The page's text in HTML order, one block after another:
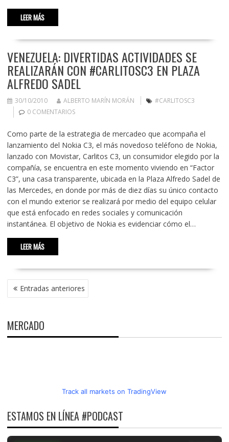
LEER MÁS
VENEZUELA: DIVERTIDAS ACTIVIDADES SE
REALIZARÁN CON #CARLITOSC3 EN PLAZA
ALFREDO SADEL
30/10/2010 ALBERTO MARÍN MORÁN
#CARLITOSC3
0 COMENTARIOS
Como parte de la estrategia de mercadeo que acompaña el
lanzamiento del Nokia C3, el más novedoso teléfono de Nokia,
lanzado con Movistar, Carlitos C3, un consumidor elegido por la
compañía, se encuentra en este momento viviendo en “Factor
C3”, una casa transparente, ubicada en la Plaza Alfredo Sadel de
las Mercedes, en donde por más de diez días su único contacto
con el mundo exterior se realizará por medio del equipo celular
que está enfocado en redes sociales y comunicación
instantánea. El objetivo de Nokia es evidenciar cómo el…
LEER MÁS
NAVEGACIÓN
DE Entradas anteriores
MERCADO
Track all markets on TradingView
ESTAMOS EN LÍNEA #PODCAST